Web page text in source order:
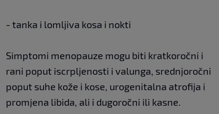
- tanka i lomljiva kosa i nokti
Simptomi menopauze mogu biti kratkoročni i
rani poput iscrpljenosti i valunga, srednjoročni
poput suhe kože i kose, urogenitalna atrofija i
promjena libida, ali i dugoročni ili kasne.